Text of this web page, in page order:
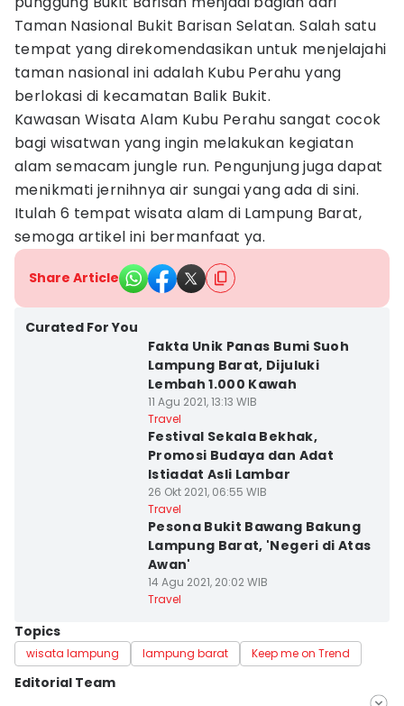
Taman Nasional Bukit Barisan Selatan. Salah satu
tempat yang direkomendasikan untuk menjelajahi
taman nasional ini adalah Kubu Perahu yang
berlokasi di kecamatan Balik Bukit.
Kawasan Wisata Alam Kubu Perahu sangat cocok
bagi wisatwan yang ingin melakukan kegiatan
alam semacam jungle run. Pengunjung juga dapat
menikmati jernihnya air sungai yang ada di sini.
Itulah 6 tempat wisata alam di Lampung Barat,
semoga artikel ini bermanfaat ya.
Share Article
Curated For You
Fakta Unik Panas Bumi Suoh
Lampung Barat, Dijuluki
Lembah 1.000 Kawah
11 Agu 2021, 13:13 WIB
Travel
Festival Sekala Bekhak,
Promosi Budaya dan Adat
Istiadat Asli Lambar
26 Okt 2021, 06:55 WIB
Travel
Pesona Bukit Bawang Bakung
Lampung Barat, 'Negeri di Atas
Awan'
14 Agu 2021, 20:02 WIB
Travel
Topics
wisata lampung lampung barat Keep me on Trend
Editorial Team